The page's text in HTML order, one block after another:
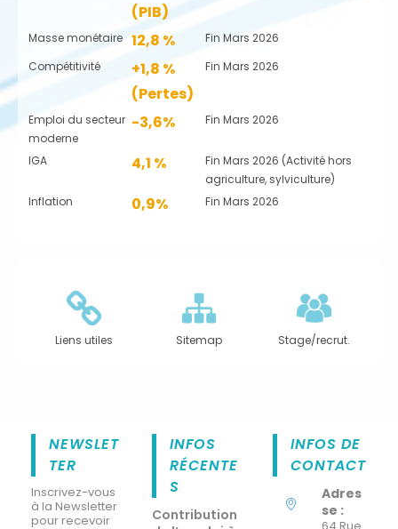
(PIB)
Masse monétaire 12,8 %
Fin Mars 2026
Compétitivité
+1,8 %
(Pertes)
Fin Mars 2026
Emploi du secteur
moderne
-3,6% Fin Mars 2026
IGA 4,1 %
Fin Mars 2026 (Activité hors
agriculture, sylviculture)
Inflation
0,9% Fin Mars 2026
Liens utiles Sitemap Stage/recrut.
NEWSLET
TER
Inscrivez-vous
à la Newsletter
pour recevoir
INFOS
RÉCENTE
S
Contribution
INFOS DE
CONTACT
Adres
se :